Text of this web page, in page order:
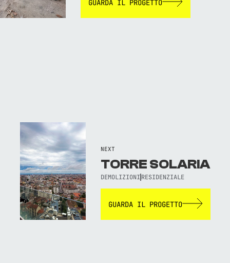
GUARDA IL PROGETTO
NEXT
TORRE SOLARIA
DEMOLIZIONI RESIDENZIALE
GUARDA IL PROGETTO